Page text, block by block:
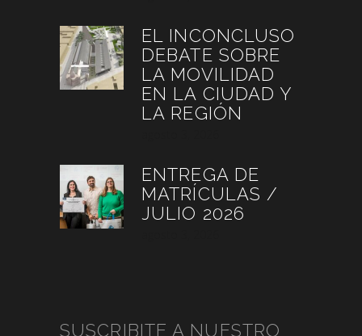
EL INCONCLUSO
DEBATE SOBRE
LA MOVILIDAD
EN LA CIUDAD Y
LA REGIÓN
ENTREGA DE
MATRÍCULAS /
JULIO 2026
SUSCRIBITE A NUESTRO